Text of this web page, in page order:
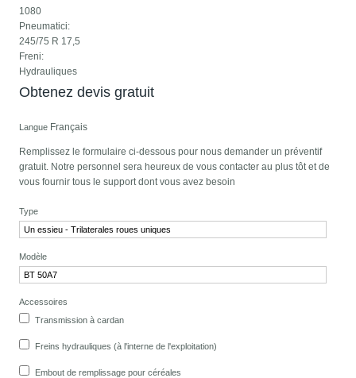
1080
Pneumatici:
245/75 R 17,5
Freni:
Hydrauliques
Obtenez devis gratuit
Langue Français
Remplissez le formulaire ci-dessous pour nous demander un préventif
gratuit. Notre personnel sera heureux de vous contacter au plus tôt et de
vous fournir tous le support dont vous avez besoin
Type
Modèle
Accessoires
Transmission à cardan
Freins hydrauliques (à l'interne de l'exploitation)
Embout de remplissage pour céréales